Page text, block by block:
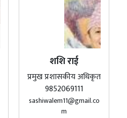
शशि राई
प्रमुख प्रशासकीय अधिकृत
9852069111
sashiwalem11@gmail.co
m